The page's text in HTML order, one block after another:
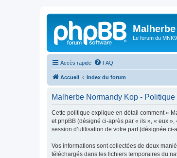
Le forum du
Accès rapide FAQ
Accueil Index du forum
Malherbe Normandy Kop -
Cette politique explique en détail comment «
et phpBB (désigné ci-après par « ils », « eux
session d’utilisation de votre part (désignée ci-
Vos informations sont collectées de deux
téléchargés dans les fichiers temporaires du